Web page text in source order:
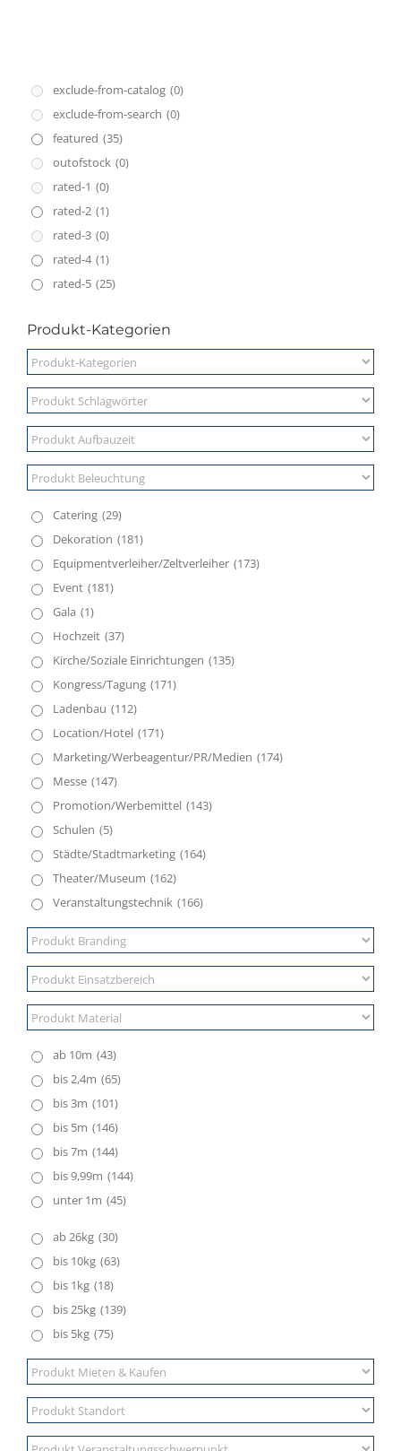
exclude-from-catalog (0)
exclude-from-search (0)
featured (35)
outofstock (0)
rated-1 (0)
rated-2 (1)
rated-3 (0)
rated-4 (1)
rated-5 (25)
Produkt-Kategorien
Catering (29)
Dekoration (181)
Equipmentverleiher/Zeltverleiher (173)
Event (181)
Gala (1)
Hochzeit (37)
Kirche/Soziale Einrichtungen (135)
Kongress/Tagung (171)
Ladenbau (112)
Location/Hotel (171)
Marketing/Werbeagentur/PR/Medien (174)
Messe (147)
Promotion/Werbemittel (143)
Schulen (5)
Städte/Stadtmarketing (164)
Theater/Museum (162)
Veranstaltungstechnik (166)
ab 10m (43)
bis 2,4m (65)
bis 3m (101)
bis 5m (146)
bis 7m (144)
bis 9,99m (144)
unter 1m (45)
ab 26kg (30)
bis 10kg (63)
bis 1kg (18)
bis 25kg (139)
bis 5kg (75)